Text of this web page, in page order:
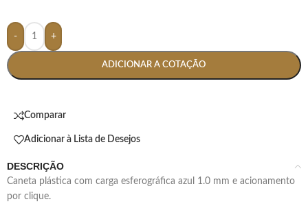
- +
ADICIONAR A COTAÇÃO
Comparar
Adicionar à Lista de Desejos
DESCRIÇÃO
caneta plástica com carga esferográfica azul 1.0 mm e acionamento
por clique.